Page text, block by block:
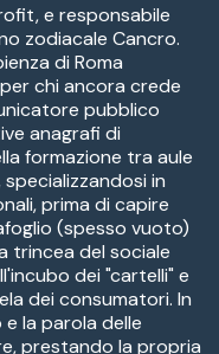
e responsabile
zodiacale Cancro.
di Roma
chi ancora crede
pubblico
anagrafi di
formazione tra aule
in
prima di capire
(spesso vuoto)
trincea del sociale
dei "cartelli" e
dei consumatori. In
la parola delle
prestando la propria